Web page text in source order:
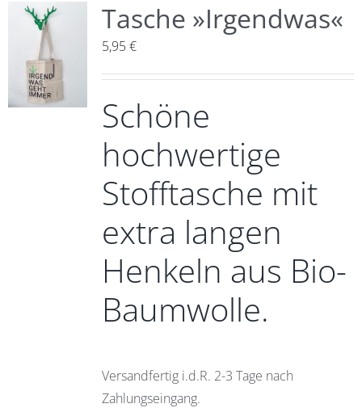
Tasche »Irgendwas«
5,95€
Schöne
hochwertige
Stofftasche mit
extra langen
Henkeln aus Bio-
Baumwolle.
Versandfertig i.d.R. 2-3 Tage nach
Zahlungseingang.